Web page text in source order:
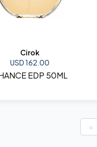
Cirok
USD 162.00
EDP 50ML
«